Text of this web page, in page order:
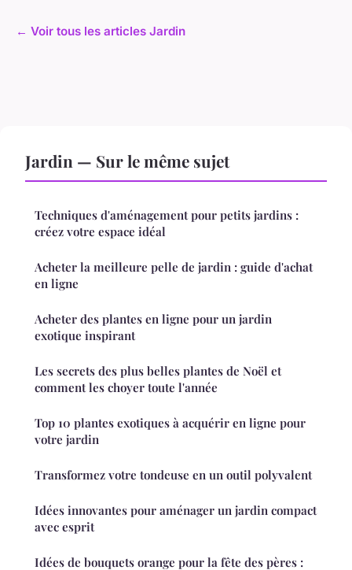
← Voir tous les articles Jardin
Jardin — Sur le même sujet
Techniques d'aménagement pour petits jardins :
créez votre espace idéal
Acheter la meilleure pelle de jardin : guide d'achat
en ligne
Acheter des plantes en ligne pour un jardin
exotique inspirant
Les secrets des plus belles plantes de Noël et
comment les choyer toute l'année
Top 10 plantes exotiques à acquérir en ligne pour
votre jardin
Transformez votre tondeuse en un outil polyvalent
Idées innovantes pour aménager un jardin compact
avec esprit
Idées de bouquets orange pour la fête des pères :